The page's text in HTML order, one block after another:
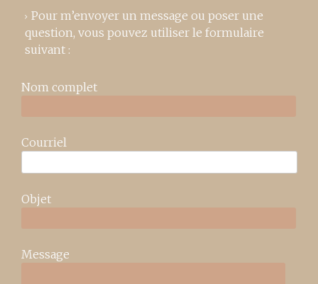
Pour m’envoyer un message ou poser une
question, vous pouvez utiliser le formulaire
suivant :
Nom complet
Courriel
Objet
Message